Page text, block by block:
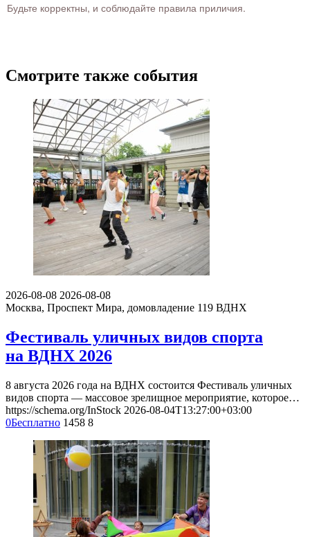
Будьте корректны, и соблюдайте правила приличия.
Смотрите также события
2026-08-08 2026-08-08
Москва, Проспект Мира, домовладение 119 ВДНХ
Фестиваль уличных видов спорта
на ВДНХ 2026
8 августа 2026 года на ВДНХ состоится Фестиваль уличных
видов спорта — массовое зрелищное мероприятие, которое…
https://schema.org/InStock 2026-08-04T13:27:00+03:00
0Бесплатно 1458 8